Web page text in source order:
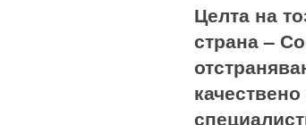
Целта на
страна –